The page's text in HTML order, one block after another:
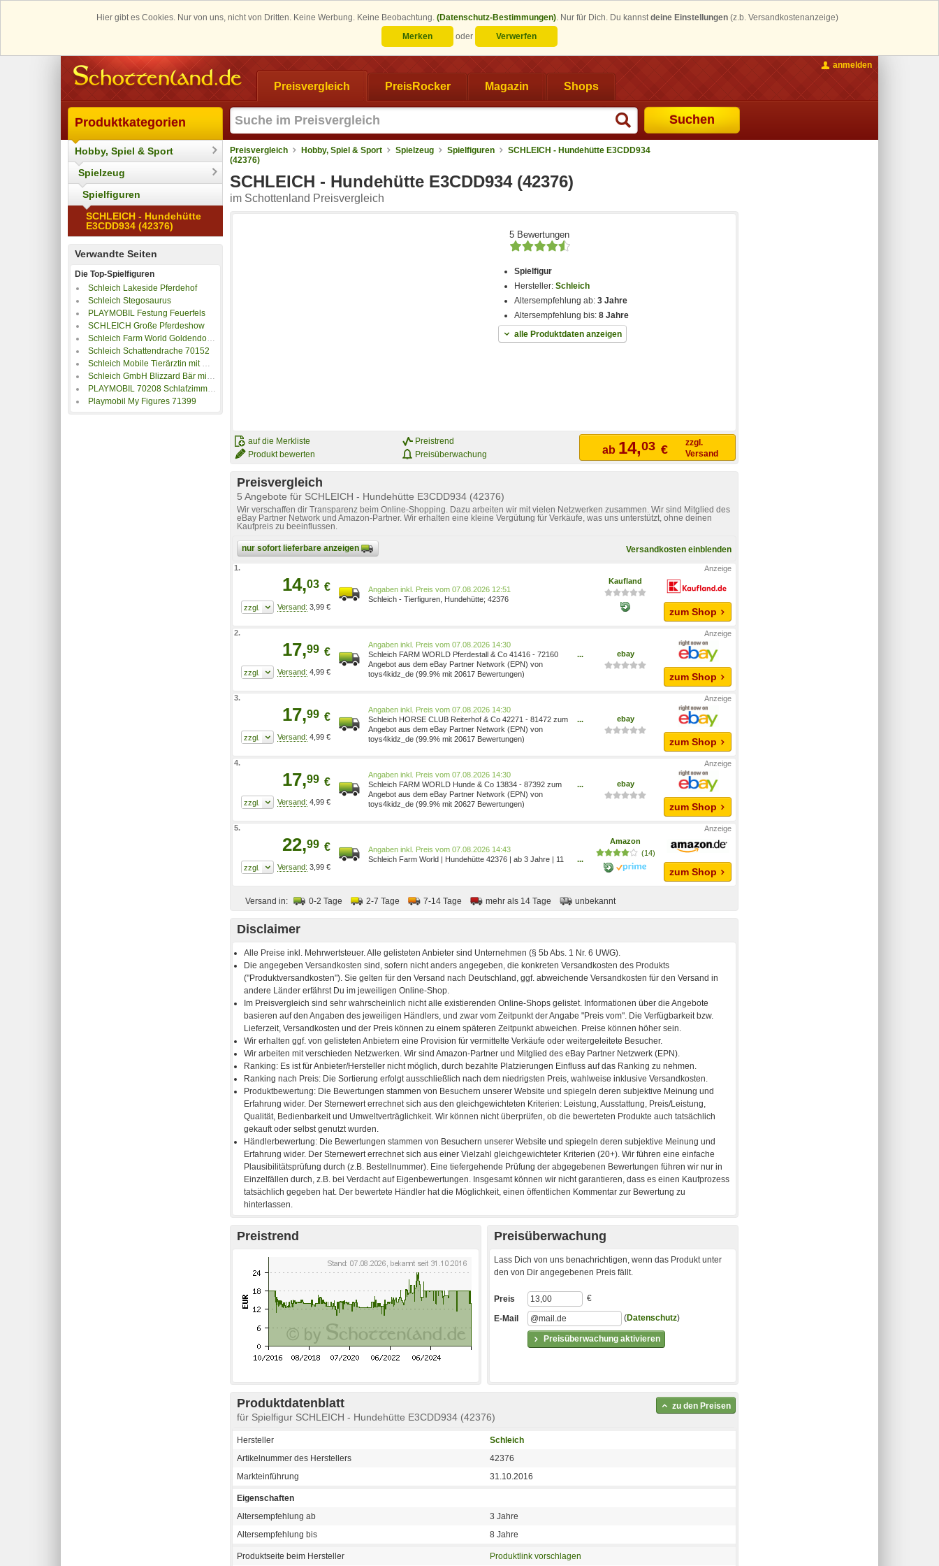
Hier gibt es Cookies. Nur von uns, nicht von Dritten. Keine Werbung. Keine Beobachtung. (Datenschutz-Bestimmungen). Nur für Dich. Du kannstdeine Einstellungen (z.b. Versandkostenanzeige)
Merken
oder Verwerfen
Preisvergleich PreisRocker Magazin Shops
Suchen
anmelden
Produktkategorien
Hobby, Spiel & Sport
Spielzeug
Spielfiguren
SCHLEICH - Hundehütte
E3CDD934 (42376)
Verwandte Seiten
Die Top-Spielfiguren
Schleich Lakeside Pferdehof
Schleich Stegosaurus
PLAYMOBIL Festung Feuerfels
SCHLEICH Große Pferdeshow
Schleich Farm World Goldendoodle Spielfigur
Schleich Schattendrache 70152
Schleich Mobile Tierärztin mit Hannoveraner Fohle
Schleich GmbH Blizzard Bär mit Waffe
PLAYMOBIL 70208 Schlafzimmer mit Nähecke
Playmobil My Figures 71399
Preisvergleich Hobby, Spiel & Sport Spielzeug Spielfiguren
SCHLEICH - Hundehütte E3CDD934
(42376)
SCHLEICH - Hundehütte E3CDD934 (42376)
im Schottenland Preisvergleich
5 Bewertungen
Spielfigur
Hersteller:Schleich
Altersempfehlung ab:3 Jahre
Altersempfehlung bis:8 Jahre
alle Produktdaten anzeigen
auf die Merkliste
Produkt bewerten
Preistrend
Preisüberwachung
ab 14,03 €
zzgl.
Versand
Preisvergleich
5 Angebote für SCHLEICH - Hundehütte E3CDD934 (42376)
Wir verschaffen dir Transparenz beim Online-Shopping. Dazu arbeiten wir mit vielen Netzwerken zusammen. Wir sind Mitglied des
eBay Partner Network und Amazon-Partner. Wir erhalten eine kleine Vergütung für Verkäufe, was uns unterstützt, ohne deinen
Kaufpreis zu beeinflussen.
nur sofort lieferbare anzeigen Versandkosten einblenden
1.
14,03 €
3,99 €
Preis vom 07.08.2026 12:51
Schleich - Tierfiguren, Hundehütte; 42376
Kaufland
zum Shop
2.
17,99 €
4,99 €
Preis vom 07.08.2026 14:30
Schleich FARM WORLD Pferdestall & Co 41416 - 72160
zum Auswählen ** NEU / OVP 42376 HUNDEHüTTE
...
Angebot aus dem eBay Partner Network (EPN) von
toys4kidz_de (99.9% mit 20617 Bewertungen)
ebay
zum Shop
3.
17,99 €
4,99 €
Preis vom 07.08.2026 14:30
Schleich HORSE CLUB Reiterhof & Co 42271 - 81472 zum
Auswählen ** NEU / OVP ** 42376 HUNDEHüTTE
...
Angebot aus dem eBay Partner Network (EPN) von
toys4kidz_de (99.9% mit 20617 Bewertungen)
ebay
zum Shop
4.
17,99 €
4,99 €
Preis vom 07.08.2026 14:30
Schleich FARM WORLD Hunde & Co 13834 - 87392 zum
Auswählen ** NEU / OVP 42376 HUNDEHüTTE
...
Angebot aus dem eBay Partner Network (EPN) von
toys4kidz_de (99.9% mit 20627 Bewertungen)
ebay
zum Shop
5.
22,99 €
3,99 €
Preis vom 07.08.2026 14:43
Schleich Farm World | Hundehütte 42376 | ab 3 Jahre | 11
Service/Special Features Stores/772277dc-cbdb-43
...
Amazon
(14)
zum Shop
Versand in: 0-2 Tage 2-7 Tage 7-14 Tage mehr als 14 Tage unbekannt
Disclaimer
Preistrend Preisüberwachung
Lass Dich von uns benachrichtigen, wenn das Produkt unter
den von Dir angegebenen Preis fällt.
Preisüberwachung aktivieren
Preis €
E-Mail (Datenschutz)
Produktdatenblatt
für Spielfigur SCHLEICH - Hundehütte E3CDD934 (42376)
zu den Preisen
Hersteller
Schleich
Artikelnummer des Herstellers
42376
Markteinführung
31.10.2016
Eigenschaften
Altersempfehlung ab
3 Jahre
Altersempfehlung bis
8 Jahre
Produktseite beim Hersteller Produktlink vorschlagen